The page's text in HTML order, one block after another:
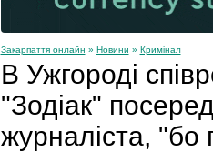
Закарпаття онлайн » Новини » Кримінал
В Ужгороді
"Зодіак"
журналіста, "бо